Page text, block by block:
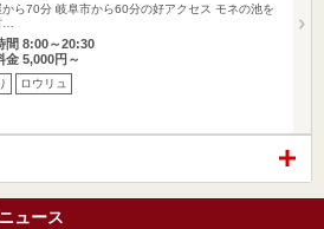
から70分 岐阜市から60分の好アクセス モネの池を
間 8:00～20:30
金 5,000円～
ロウリュ
ュース